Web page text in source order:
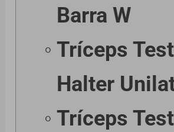
Barra W
Tríceps
Halter
Tríceps